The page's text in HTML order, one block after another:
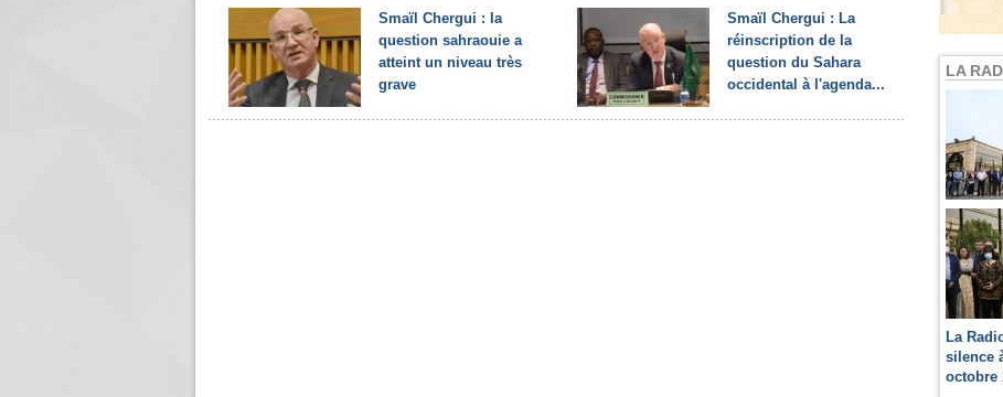
Smaïl Chergui : la
question sahraouie a
atteint un niveau très
grave
Smaïl Chergui : La
réinscription de la
question du Sahara
occidental à l'agenda...
LA
La
silence
octobre